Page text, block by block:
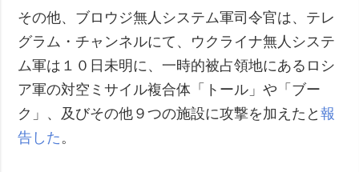
その他、ブロウジ無人システム軍司令官は、テレ
グラム・チャンネルにて、ウクライナ無人システ
ム軍は１０日未明に、一時的被占領地にあるロシ
ア軍の対空ミサイル複合体「トール」や「ブー
ク」、及びその他９つの施設に攻撃を加えたと報
告した。